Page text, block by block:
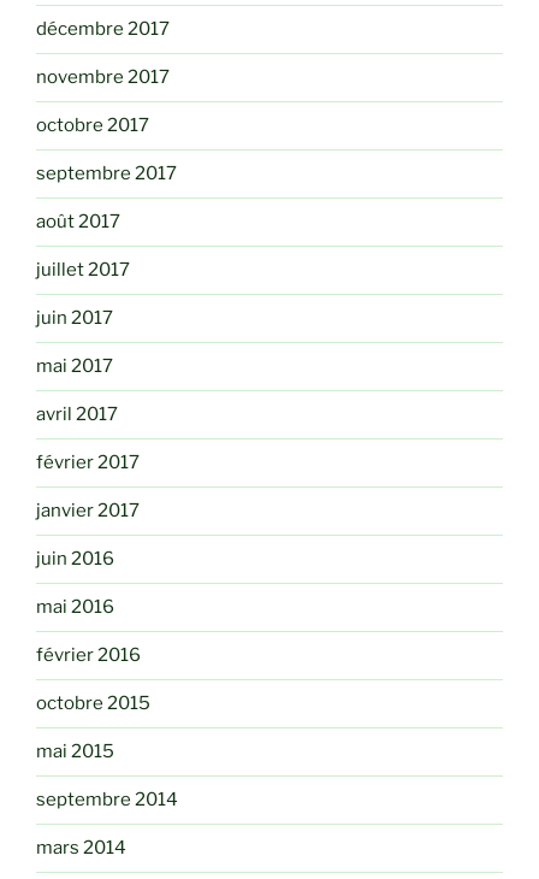
décembre 2017
novembre 2017
octobre 2017
septembre 2017
août 2017
juillet 2017
juin 2017
mai 2017
avril 2017
février 2017
janvier 2017
juin 2016
mai 2016
février 2016
octobre 2015
mai 2015
septembre 2014
mars 2014